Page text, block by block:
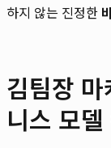
하지 않는 진정한
김팀장
니스 모